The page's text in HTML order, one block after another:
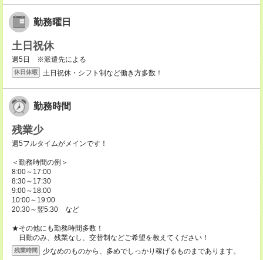
勤務曜日
土日祝休
週5日 ※派遣先による
休日休暇 土日祝休・シフト制など働き方多数！
勤務時間
残業少
週5フルタイムがメインです！
＜勤務時間の例＞
8:00～17:00
8:30～17:30
9:00～18:00
10:00～19:00
20:30～翌5:30 など
★その他にも勤務時間多数！
日勤のみ、残業なし、交替制などご希望を教えてください！
残業時間 少なめのものから、多めでしっかり稼げるものまであります。